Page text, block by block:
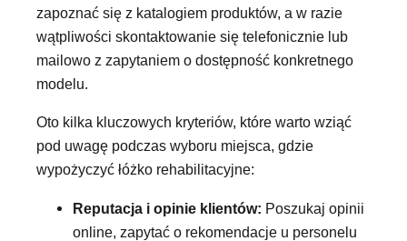
zapoznać się z katalogiem produktów, a w razie
wątpliwości skontaktowanie się telefonicznie lub
mailowo z zapytaniem o dostępność konkretnego
modelu.
Oto kilka kluczowych kryteriów, które warto wziąć
pod uwagę podczas wyboru miejsca, gdzie
wypożyczyć łóżko rehabilitacyjne:
Reputacja i opinie klientów: Poszukaj opinii
online, zapytać o rekomendacje u personelu